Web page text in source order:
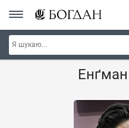
Головна Наші автори -